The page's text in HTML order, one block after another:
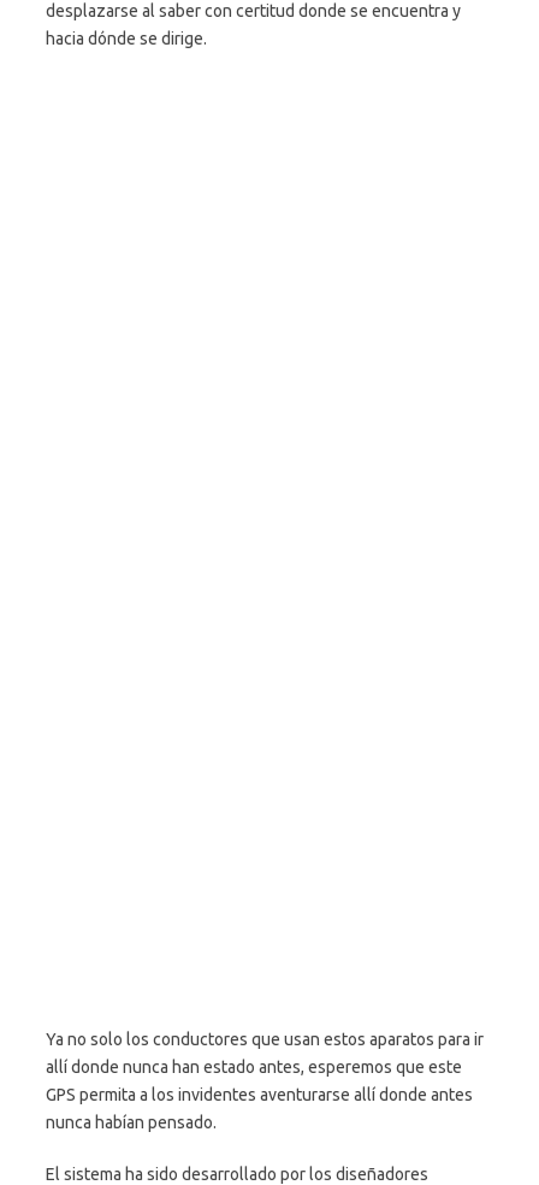
desplazarse al saber con certitud donde se encuentra y
hacia dónde se dirige.
Ya no solo los conductores que usan estos aparatos para ir
allí donde nunca han estado antes, esperemos que este
GPS permita a los invidentes aventurarse allí donde antes
nunca habían pensado.
El sistema ha sido desarrollado por los diseñadores